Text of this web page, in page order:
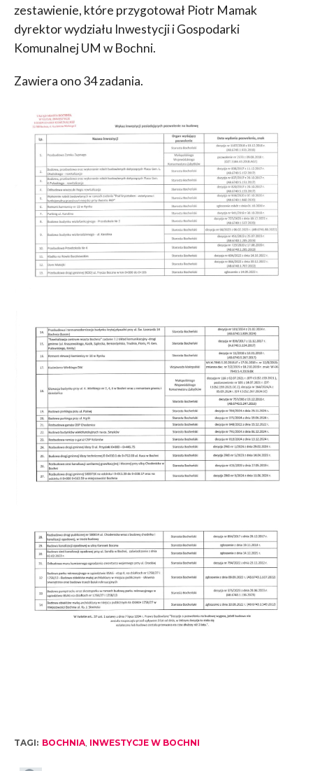
zestawienie, które przygotował Piotr Mamak
dyrektor wydziału Inwestycji i Gospodarki
Komunalnej UM w Bochni.
Zawiera ono 34 zadania.
TAGI: BOCHNIA, INWESTYCJE W BOCHNI